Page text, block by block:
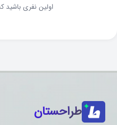
اولین نفری
طراحستان